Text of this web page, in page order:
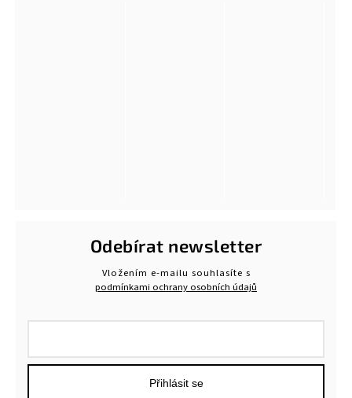
Odebírat newsletter
Vložením e-mailu souhlasíte s
podmínkami ochrany osobních údajů
Přihlásit se